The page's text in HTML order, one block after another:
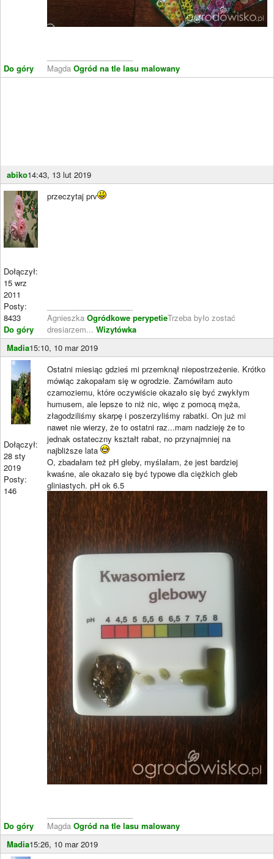
Do góry
Magda Ogród na tle lasu malowany
abiko14:43, 13 lut 2019
Dołączył:
15 wrz
2011
Posty:
8433
Do góry
przeczytaj prv
Agnieszka Ogródkowe perypetieTrzeba było zostać
dresiarzem... Wizytówka
Madia15:10, 10 mar 2019
Dołączył:
28 sty
2019
Posty:
146
Do góry
Ostatni miesiąc gdzieś mi przemknął niepostrzeżenie. Krótko
mówiąc zakopałam się w ogrodzie. Zamówiłam auto
czarnoziemu, które oczywiście okazało się być zwykłym
humusem, ale lepsze to niż nic, więc z pomocą męża,
złagodziliśmy skarpę i poszerzyliśmy rabatki. On już mi
nawet nie wierzy, że to ostatni raz...mam nadzieję że to
jednak ostateczny kształt rabat, no przynajmniej na
najbliższe lata
O, zbadałam też pH gleby, myślałam, że jest bardziej
kwaśne, ale okazało się być typowe dla ciężkich gleb
gliniastych. pH ok 6.5
Magda Ogród na tle lasu malowany
Madia15:26, 10 mar 2019